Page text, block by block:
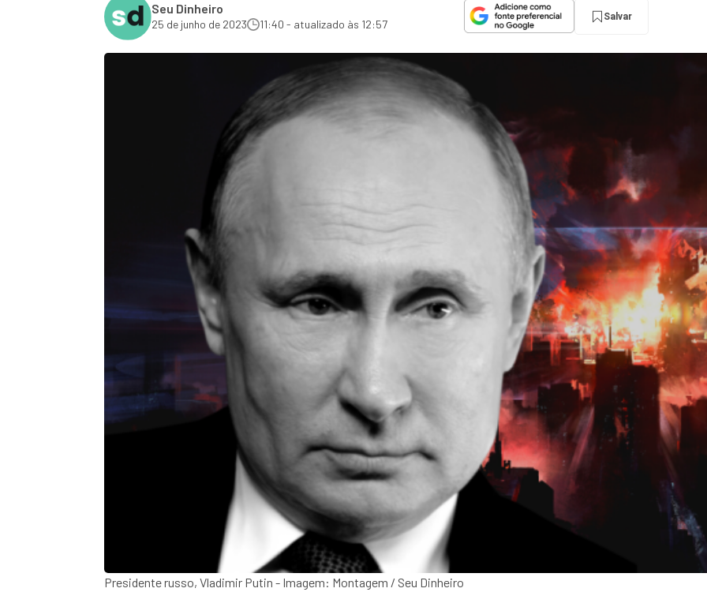
Seu Dinheiro
25 de junho de 2023 11:40 - atualizado às 12:57
Salvar
Presidente russo, Vladimir Putin - Imagem: Montagem / Seu Dinheiro